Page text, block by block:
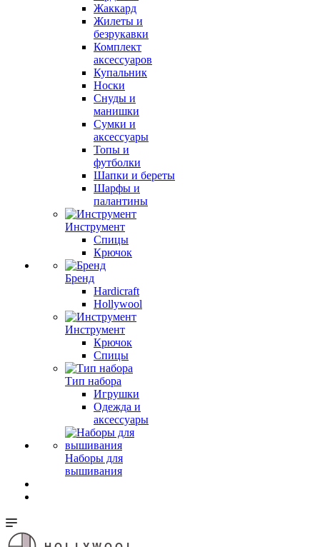
Жаккард
Жилеты и
безрукавки
Комплект
аксессуаров
Купальник
Носки
Снуды и
манишки
Сумки и
аксессуары
Топы и
футболки
Шапки и береты
Шарфы и
палантины
Инструмент
Спицы
Крючок
Бренд
Hardicraft
Hollywool
Инструмент
Крючок
Спицы
Тип набора
Игрушки
Одежда и
аксессуары
Наборы для
вышивания